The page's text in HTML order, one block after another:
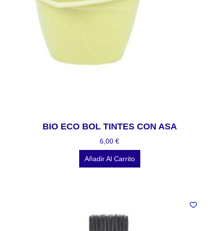
BIO ECO BOL TINTES CON ASA
6,00 €
Añadir Al Carrito